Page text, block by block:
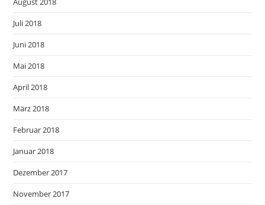
Juli 2018
Juni 2018
Mai 2018
April 2018
März 2018
Februar 2018
Januar 2018
Dezember 2017
November 2017